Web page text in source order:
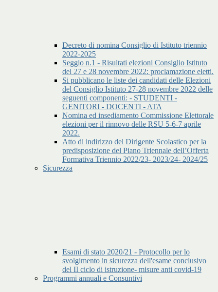
Decreto di nomina Consiglio di Istituto triennio
2022-2025
Seggio n.1 - Risultati elezioni Consiglio Istituto
del 27 e 28 novembre 2022: proclamazione eletti.
Si pubblicano le liste dei candidati delle Elezioni
del Consiglio Istituto 27-28 novembre 2022 delle
seguenti componenti: - STUDENTI -
GENITORI - DOCENTI - ATA
Nomina ed insediamento Commissione Elettorale
elezioni per il rinnovo delle RSU 5-6-7 aprile
2022.
Atto di indirizzo del Dirigente Scolastico per la
predisposizione del Piano Triennale dell’Offerta
Formativa Triennio 2022/23- 2023/24- 2024/25
Sicurezza
Esami di stato 2020/21 - Protocollo per lo
svolgimento in sicurezza dell'esame conclusivo
del II ciclo di istruzione- misure anti covid-19
Programmi annuali e Consuntivi